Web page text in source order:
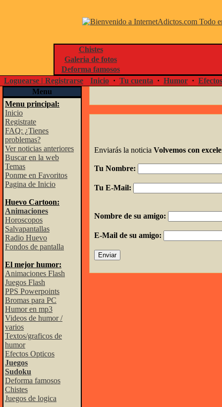
Chistes
Galeria de fotos
Deforma famosos
Loguearse | Registrarse
Inicio · Tu cuenta · Humor ·
Menu
Menu principal:
Inicio
Registrate
FAQ: ¿Tienes
problemas?
Ver noticias anteriores
Buscar en la web
Temas
Ponme en Favoritos
Pagina de Inicio
Huevo Cartoon:
Animaciones
Horoscopos
Salvapantallas
Radio Huevo
Fondos de pantalla
El mejor humor:
Animaciones Flash
Juegos Flash
PPS Powerpoints
Bromas para PC
Humor en mp3
Videos de humor /
varios
Textos/graficos de
humor
Efectos Opticos
Juegos
Sudoku
Deforma famosos
Chistes
Juegos de logica
Enviarás la noticia Volvemos con
Tu Nombre:
Tu E-Mail:
Nombre de su amigo:
E-Mail de su amigo: